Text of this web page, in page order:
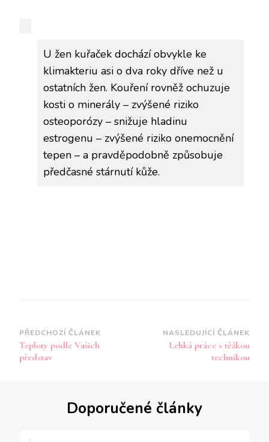
U žen kuřaček dochází obvykle ke
klimakteriu asi o dva roky dříve než u
ostatních žen. Kouření rovněž ochuzuje
kosti o minerály – zvýšené riziko
osteoporózy – snižuje hladinu
estrogenu – zvýšené riziko onemocnění
tepen – a pravděpodobně způsobuje
předčasné stárnutí kůže.
Navigace
příspěvku
PŘEDCHOZÍ ČLÁNEK
Teploty podle Vašich
představ
NASLEDUJÍCÍ ČLÁNEK
Lehká práce s těžkou
technikou
Doporučené články